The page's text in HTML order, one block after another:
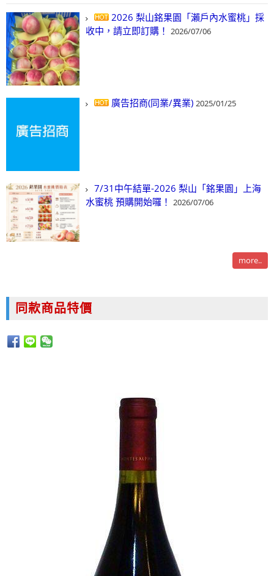
2026 梨山銘果園「瀨戶內水蜜桃」採
收中，請立即訂購！ 2026/07/06
廣告招商(同業/異業) 2025/01/25
7/31中午結單-2026 梨山「銘果園」上海
水蜜桃 預購開始囉！ 2026/07/06
more..
同款商品特價